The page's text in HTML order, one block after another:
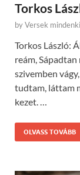
Torkos
byVersek
Torkos László:
reám,
szivemben
tudtam, láttam
kezet. …
OLVASS TOVÁBB